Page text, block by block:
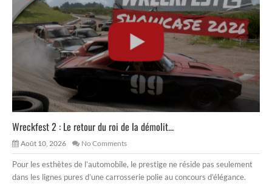
Wreckfest 2 : Le retour du roi de la démolit...
Août 10, 2026 No Comments
Pour les esthètes de l’automobile, le prestige ne réside pas seulement
dans les lignes pures d’une carrosserie polie au concours d’élégance.